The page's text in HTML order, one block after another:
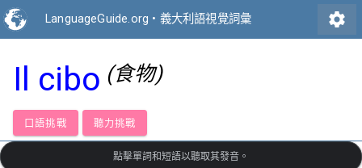
LanguageGuide.org • 義大利語視覺詞彙 settings
Il cibo (食物)
口語挑戰 聽力挑戰
點擊單詞和短語以聽取其發音。